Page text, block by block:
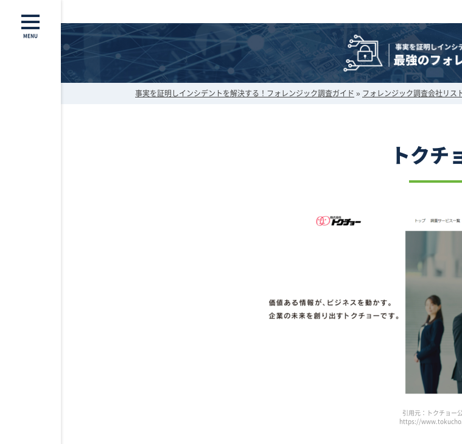
MENU
事実を証明しインシデントを解決する！フォレンジック調査ガイド » フォレンジック調査会社リス
トクチ
引用元：トクチョー
https://